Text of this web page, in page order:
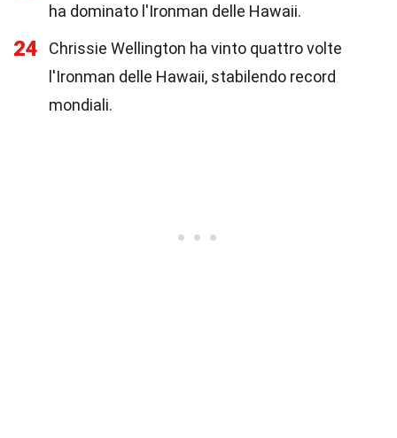
ha dominato l'Ironman delle Hawaii.
24
Chrissie Wellington ha vinto quattro volte
l'Ironman delle Hawaii, stabilendo record
mondiali.